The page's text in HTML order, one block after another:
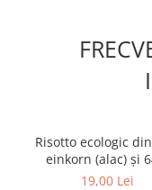
Risotto ecologic
einkorn (alac) și
arpacaș spelta cu
19,00 Lei